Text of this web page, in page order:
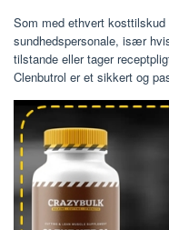
Som med ethvert
sundhedspersonale, især
tilstande eller tager
Clenbutrol er et sikkert og